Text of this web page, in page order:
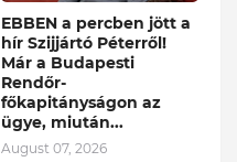
EBBEN a percben jött a
hír Szijjártó Péterről!
Már a Budapesti
Rendőr-
főkapitányságon az
ügye, miután...
August 07, 2026